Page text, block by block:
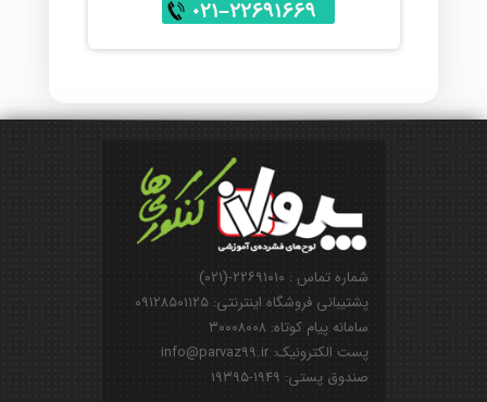
شماره تماس : ۲۲۶۹۱۰۱۰-(۰۲۱)
پشتیبانی فروشگاه اینترنتی: ۰۹۱۲۸۵۰۱۱۲۵
سامانه پیام کوتاه: ۳۰۰۰۸۰۰۸
پست الکترونیک: info@parvaz99.ir
صندوق پستی: ۱۹۴۹-۱۹۳۹۵